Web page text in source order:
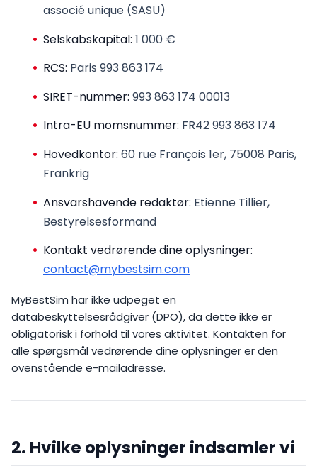
associé unique (SASU)
Selskabskapital: 1 000 €
RCS: Paris 993 863 174
SIRET-nummer: 993 863 174 00013
Intra-EU momsnummer: FR42 993 863 174
Hovedkontor: 60 rue François 1er, 75008 Paris,
Frankrig
Ansvarshavende redaktør: Etienne Tillier,
Bestyrelsesformand
Kontakt vedrørende dine oplysninger:
contact@mybestsim.com
MyBestSim har ikke udpeget en
databeskyttelsesrådgiver (DPO), da dette ikke er
obligatorisk i forhold til vores aktivitet. Kontakten for
alle spørgsmål vedrørende dine oplysninger er den
ovenstående e-mailadresse.
2. Hvilke oplysninger indsamler vi